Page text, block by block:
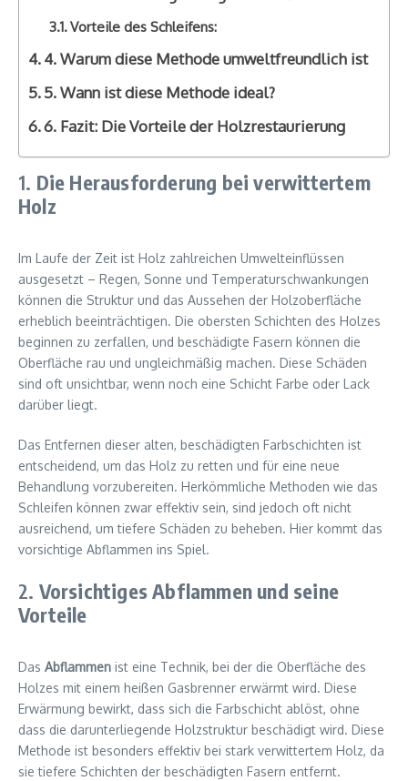
Vorteile des Schleifens:
4. Warum diese Methode umweltfreundlich ist
5. Wann ist diese Methode ideal?
6. Fazit: Die Vorteile der Holzrestaurierung
1. Die Herausforderung bei verwittertem
Holz
Im Laufe der Zeit ist Holz zahlreichen Umwelteinflüssen
ausgesetzt – Regen, Sonne und Temperaturschwankungen
können die Struktur und das Aussehen der Holzoberfläche
erheblich beeinträchtigen. Die obersten Schichten des Holzes
beginnen zu zerfallen, und beschädigte Fasern können die
Oberfläche rau und ungleichmäßig machen. Diese Schäden
sind oft unsichtbar, wenn noch eine Schicht Farbe oder Lack
darüber liegt.
Das Entfernen dieser alten, beschädigten Farbschichten ist
entscheidend, um das Holz zu retten und für eine neue
Behandlung vorzubereiten. Herkömmliche Methoden wie das
Schleifen können zwar effektiv sein, sind jedoch oft nicht
ausreichend, um tiefere Schäden zu beheben. Hier kommt das
vorsichtige Abflammen ins Spiel.
2. Vorsichtiges Abflammen und seine
Vorteile
Das Abflammen ist eine Technik, bei der die Oberfläche des
Holzes mit einem heißen Gasbrenner erwärmt wird. Diese
Erwärmung bewirkt, dass sich die Farbschicht ablöst, ohne
dass die darunterliegende Holzstruktur beschädigt wird. Diese
Methode ist besonders effektiv bei stark verwittertem Holz, da
sie tiefere Schichten der beschädigten Fasern entfernt.